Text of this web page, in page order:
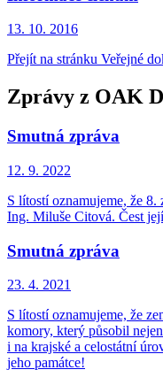
13. 10. 2016
Přejít na stránku Veřejné
Zprávy z OAK
Smutná zpráva
12. 9. 2022
S lítostí oznamujeme, že
Ing. Miluše Citová. Čest
Smutná zpráva
23. 4. 2021
S lítostí oznamujeme, že
komory, který působil
i na krajské a celostátní
jeho památce!